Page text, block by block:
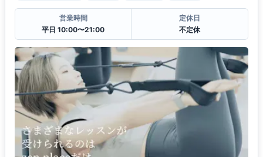
営業時間
平日 10:00〜21:00
定休日
不定休